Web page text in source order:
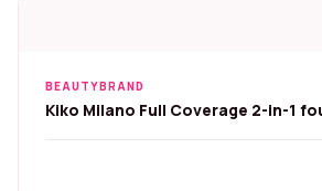
BEAUTYBRAND
Kiko Milano Full Coverage 2-in-1